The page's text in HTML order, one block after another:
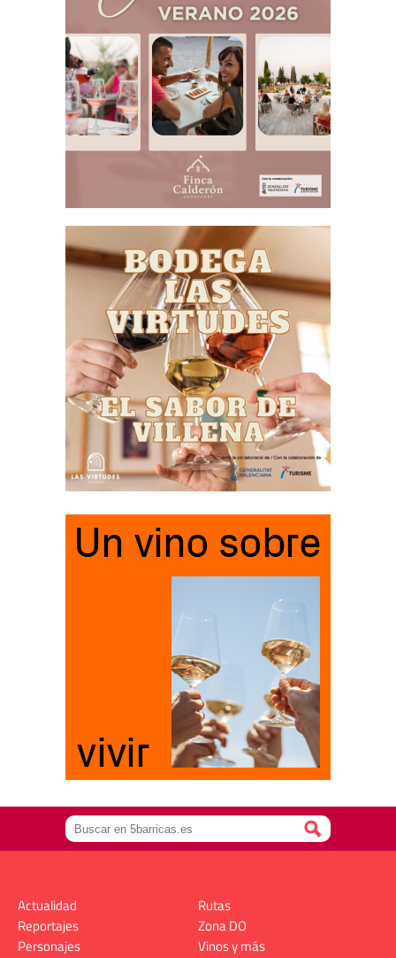
Actualidad
Reportajes
Personajes
Rutas
Zona DO
Vinos y más